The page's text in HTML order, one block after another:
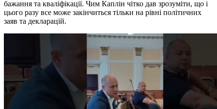
бажання та кваліфікації. Чим Каплін чітко дав зрозуміти, що і
цього разу все може закінчиться тільки на рівні політичних
заяв та декларацій.